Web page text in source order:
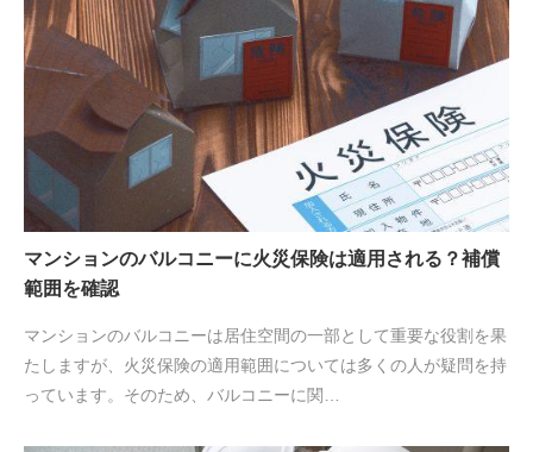
マンションのバルコニーに火災保険は適用される？補償
範囲を確認
マンションのバルコニーは居住空間の一部として重要な役割を果
たしますが、火災保険の適用範囲については多くの人が疑問を持
っています。そのため、バルコニーに関…